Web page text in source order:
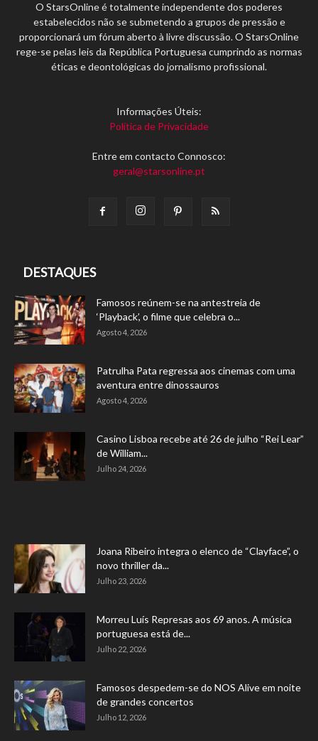
O StarsOnline é totalmente independente dos poderes
estabelecidos não se submetendo a grupos de pressão e
proporcionará um fórum aberto à livre discussão. O StarsOnline
rege-se pelas leis da República Portuguesa cumprindo as normas
éticas e deontológicas do jornalismo profissional.
Informações Úteis:
Política de Privacidade
Entre em contacto Connosco:
geral@starsonline.pt
DESTAQUES
Famosos reúnem-se na antestreia de
‘Playback’, o filme que celebra o...
Agosto 4, 2026
Patrulha Pata regressa aos cinemas com uma
aventura entre dinossauros
Agosto 4, 2026
Casino Lisboa recebe até 26 de julho “Rei Lear”
de William...
Julho 24, 2026
Joana Ribeiro integra o elenco de “Clayface”, o
novo thriller da...
Julho 23, 2026
Morreu Luís Represas aos 69 anos. A música
portuguesa está de...
Julho 22, 2026
Famosos despedem-se do NOS Alive em noite
de grandes concertos
Julho 12, 2026